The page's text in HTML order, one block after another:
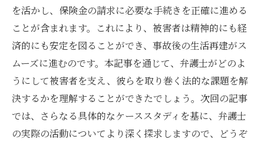
を活かし、保険金の請求に必要な手続きを正確に進める
ことが含まれます。これにより、被害者は精神的にも経
済的にも安定を図ることができ、事故後の生活再建がス
ムーズに進むのです。本記事を通じて、弁護士がどのよ
うにして被害者を支え、彼らを取り巻く法的な課題を解
決するかを理解することができたでしょう。次回の記事
では、さらなる具体的なケーススタディを基に、弁護士
の実際の活動についてより深く探求しますので、どうぞ